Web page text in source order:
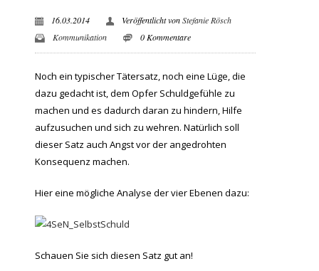
16.03.2014 Veröffentlicht vonStefanie Rösch
Kommunikation
0 Kommentare
Noch ein typischer Tätersatz, noch eine Lüge, die
dazu gedacht ist, dem Opfer Schuldgefühle zu
machen und es dadurch daran zu hindern, Hilfe
aufzusuchen und sich zu wehren. Natürlich soll
dieser Satz auch Angst vor der angedrohten
Konsequenz machen.
Hier eine mögliche Analyse der vier Ebenen dazu:
Schauen Sie sich diesen Satz gut an!